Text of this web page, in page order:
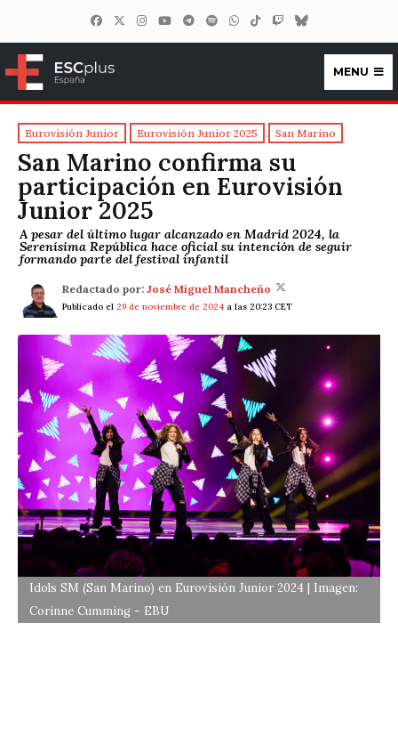
ESCplus España
MENU
Eurovisión Junior Eurovisión Junior 2025 San Marino
San Marino confirma su
participación en Eurovisión
Junior 2025
A pesar del último lugar alcanzado en Madrid 2024, la
Serenísima República hace oficial su intención de seguir
formando parte del festival infantil
Redactado por: José Miguel Mancheño
Publicado el 29 de noviembre de 2024 a las 20:23 CET
Idols SM (San Marino) en Eurovisión Junior 2024 | Imagen:
Corinne Cumming - EBU